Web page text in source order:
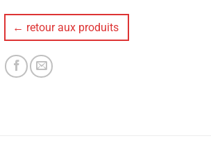
← retour aux produits